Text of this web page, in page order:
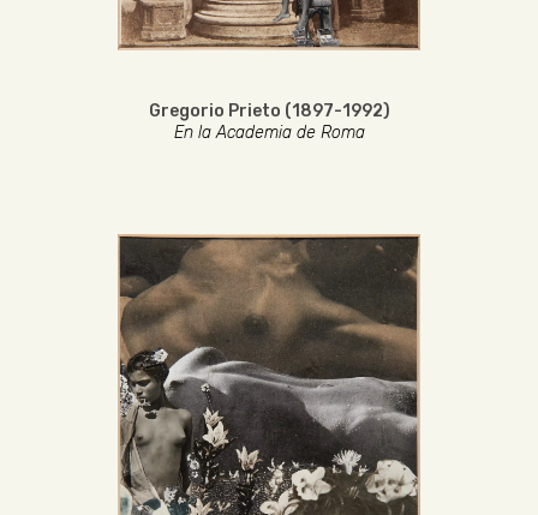
Gregorio Prieto (1897-1992)
En la Academia de Roma